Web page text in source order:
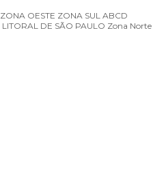
ZONA OESTE ZONA SUL ABCD
LITORAL DE SÃO PAULO Zona Norte